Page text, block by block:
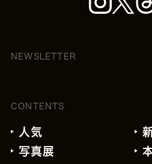
NEWSLETTER
CONTENTS
人気
写真展